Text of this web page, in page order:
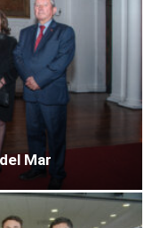
Mar